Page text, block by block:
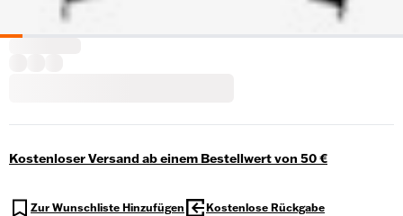
Kostenloser Versand ab einem Bestellwert von 50 €
Zur Wunschliste Hinzufügen Kostenlose Rückgabe